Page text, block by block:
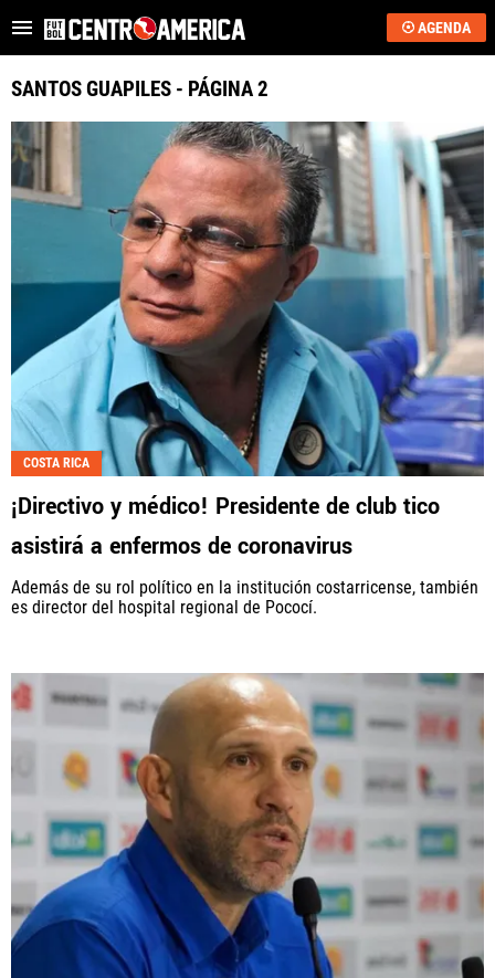
AGENDA
Sub-20: Costa Rica vs. EE.UU.
ÚLTIMAS NOTICIAS
SAPRISSA
ALAJUELENSE
KEYLOR NAVAS
COSTA RICA
HONDURAS
GUATEMALA
EL SALVADOR
PANAMÁ
NICARAGUA
FÚTBOL INTERNACIONAL
QUIENES SOMOS STAFF CONTACTO
Términos y Condiciones
Políticas de Privacidad
Política Editorial
Ad Choices
SANTOS GUAPILES - PÁGINA 2
COSTA RICA
¡Directivo y médico! Presidente de club tico
asistirá a enfermos de coronavirus
Además de su rol político en la institución costarricense, también
es director del hospital regional de Pococí.